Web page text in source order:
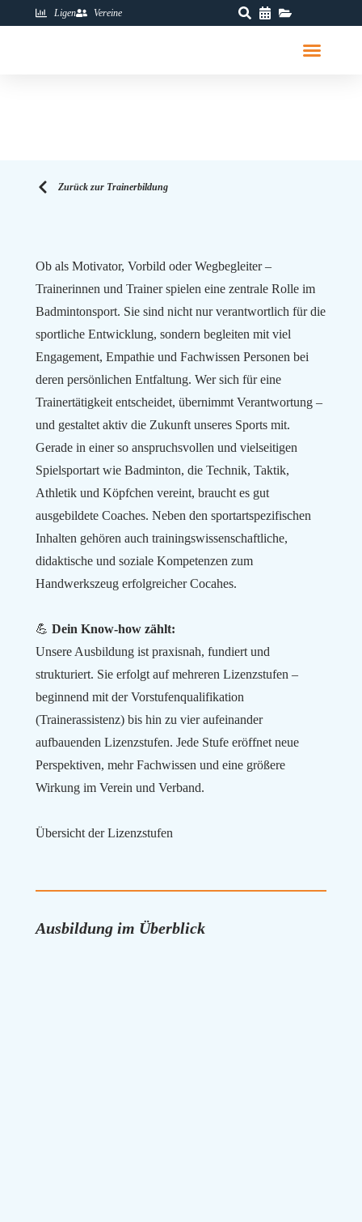
Ligen Vereine
Zurück zur Trainerbildung
Ob als Motivator, Vorbild oder Wegbegleiter –
Trainerinnen und Trainer spielen eine zentrale Rolle im
Badmintonsport. Sie sind nicht nur verantwortlich für die
sportliche Entwicklung, sondern begleiten mit viel
Engagement, Empathie und Fachwissen Personen bei
deren persönlichen Entfaltung. Wer sich für eine
Trainertätigkeit entscheidet, übernimmt Verantwortung –
und gestaltet aktiv die Zukunft unseres Sports mit.
Gerade in einer so anspruchsvollen und vielseitigen
Spielsportart wie Badminton, die Technik, Taktik,
Athletik und Köpfchen vereint, braucht es gut
ausgebildete Coaches. Neben den sportartspezifischen
Inhalten gehören auch trainingswissenschaftliche,
didaktische und soziale Kompetenzen zum
Handwerkszeug erfolgreicher Cocahes.
💪 Dein Know-how zählt:
Unsere Ausbildung ist praxisnah, fundiert und
strukturiert. Sie erfolgt auf mehreren Lizenzstufen –
beginnend mit der Vorstufenqualifikation
(Trainerassistenz) bis hin zu vier aufeinander
aufbauenden Lizenzstufen. Jede Stufe eröffnet neue
Perspektiven, mehr Fachwissen und eine größere
Wirkung im Verein und Verband.
Übersicht der Lizenzstufen
Ausbildung im Überblick